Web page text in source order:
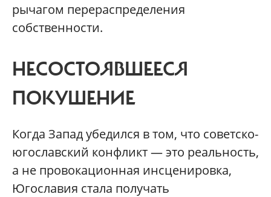
рычагом перераспределения
собственности.
НЕСОСТОЯВШЕЕСЯ
ПОКУШЕНИЕ
Когда Запад убедился в том, что советско-
югославский конфликт — это реальность,
а не провокационная инсценировка,
Югославия стала получать